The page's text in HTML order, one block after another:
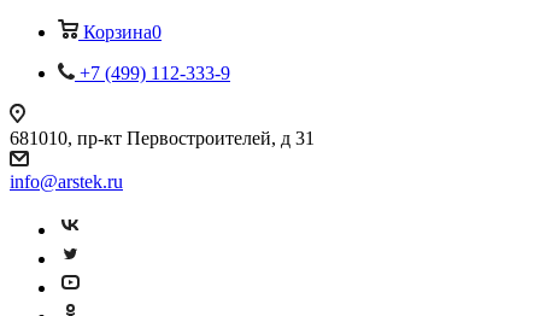
Корзина0
+7 (499) 112-333-9
681010, пр-кт Первостроителей, д 31
info@arstek.ru